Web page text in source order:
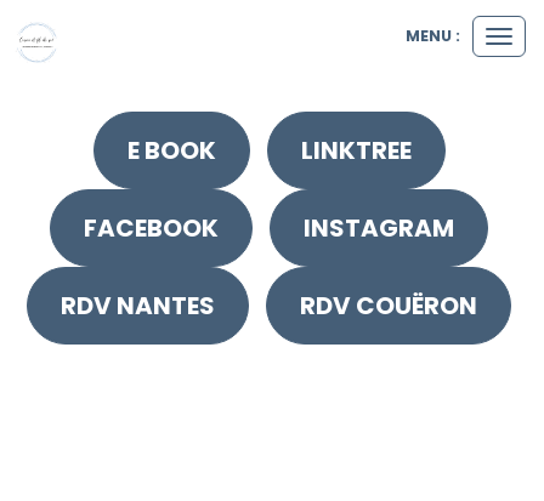
le
MENU :
E BOOK LINKTREE
FACEBOOK INSTAGRAM
RDV NANTES RDV COUËRON